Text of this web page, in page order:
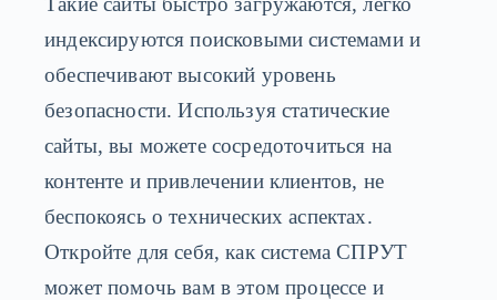
индексируются поисковыми системами и
обеспечивают высокий уровень
безопасности. Используя статические
сайты, вы можете сосредоточиться на
контенте и привлечении клиентов, не
беспокоясь о технических аспектах.
Откройте для себя, как система СПРУТ
может помочь вам в этом процессе и